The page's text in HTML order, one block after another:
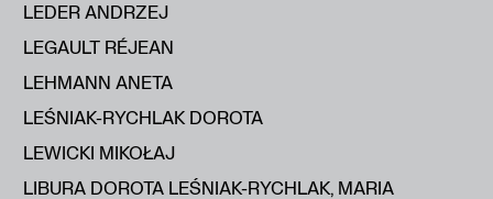
LEDER ANDRZEJ
LEGAULT RÉJEAN
LEHMANN ANETA
LEŚNIAK-RYCHLAK DOROTA
LEWICKI MIKOŁAJ
LIBURA DOROTA LEŚNIAK-RYCHLAK, MARIA